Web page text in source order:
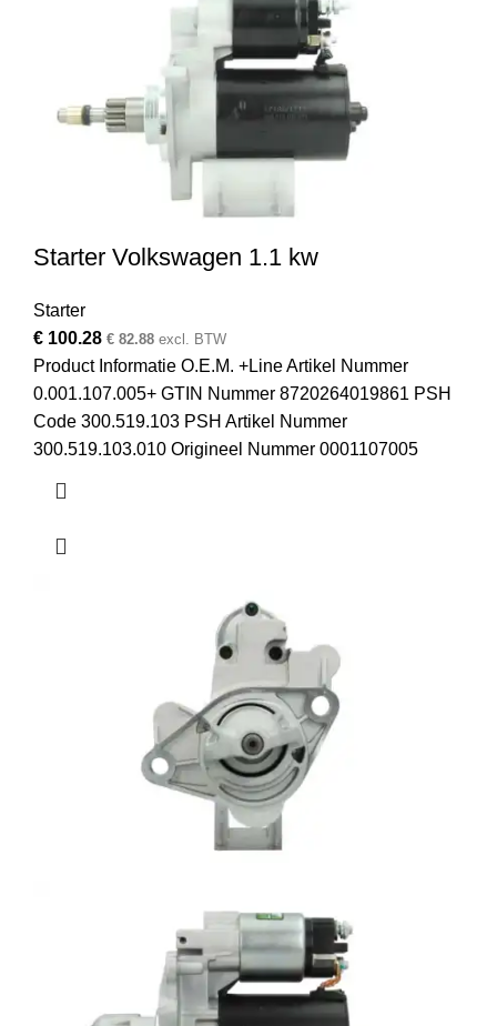
Starter Volkswagen 1.1 kw
Starter
€ 100.28 € 82.88 excl. BTW
Product Informatie O.E.M. +Line Artikel Nummer
0.001.107.005+ GTIN Nummer 8720264019861 PSH
Code 300.519.103 PSH Artikel Nummer
300.519.103.010 Origineel Nummer 0001107005